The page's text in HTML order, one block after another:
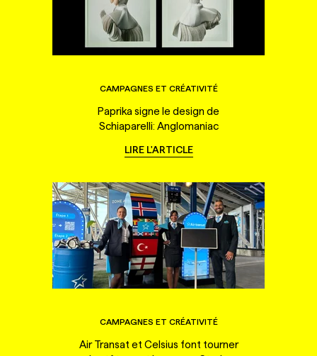
CAMPAGNES ET CRÉATIVITÉ
Paprika signe le design de
Schiaparelli: Anglomaniac
LIRE L'ARTICLE
CAMPAGNES ET CRÉATIVITÉ
Air Transat et Celsius font tourner